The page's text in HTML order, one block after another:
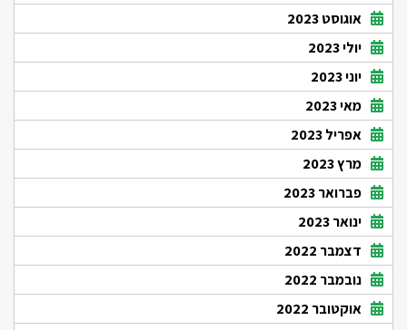
אוגוסט 2023
יולי 2023
יוני 2023
מאי 2023
אפריל 2023
מרץ 2023
פברואר 2023
ינואר 2023
דצמבר 2022
נובמבר 2022
אוקטובר 2022